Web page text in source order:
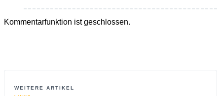
Kommentarfunktion ist geschlossen.
WEITERE ARTIKEL